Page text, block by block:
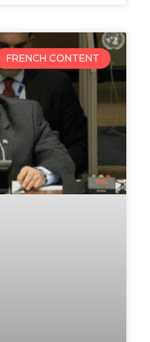
FRENCH CONTENT